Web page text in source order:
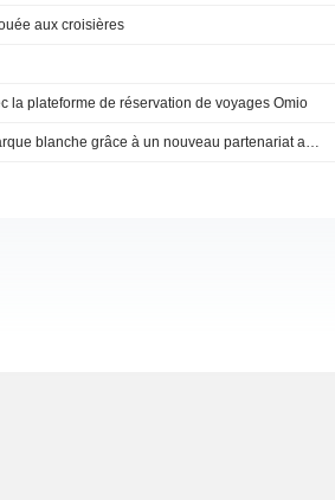
aux croisières
la plateforme de réservation de voyages Omio
Omio étend son réseau en marque blanche grâce à un nouveau partenariat avec TUI